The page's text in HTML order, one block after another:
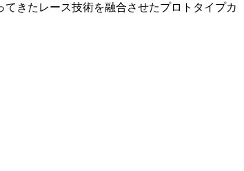
きたレース技術を融合させたプロトタイプカ